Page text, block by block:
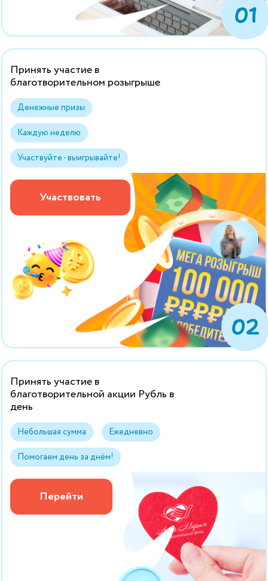
01
02
Принять участие в
благотворительном розыгрыше
Денежные призы
Каждую неделю
Участвуйте - выигрывайте!
Участвовать
Принять участие в
благотворительной акции Рубль в
день
Небольшая сумма Ежедневно
Помогаем день за днём!
Перейти